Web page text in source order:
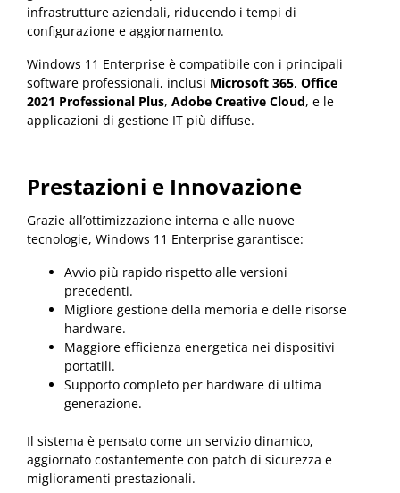
infrastrutture aziendali, riducendo i tempi di
configurazione e aggiornamento.
Windows 11 Enterprise è compatibile con i principali
software professionali, inclusi Microsoft 365, Office
2021 Professional Plus, Adobe Creative Cloud, e le
applicazioni di gestione IT più diffuse.
Prestazioni e Innovazione
Grazie all’ottimizzazione interna e alle nuove
tecnologie, Windows 11 Enterprise garantisce:
Avvio più rapido rispetto alle versioni
precedenti.
Migliore gestione della memoria e delle risorse
hardware.
Maggiore efficienza energetica nei dispositivi
portatili.
Supporto completo per hardware di ultima
generazione.
Il sistema è pensato come un servizio dinamico,
aggiornato costantemente con patch di sicurezza e
miglioramenti prestazionali.